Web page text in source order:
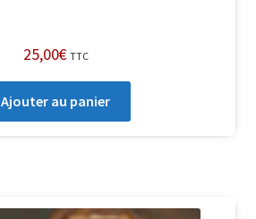
25,00€ TTC
Ajouter au panier